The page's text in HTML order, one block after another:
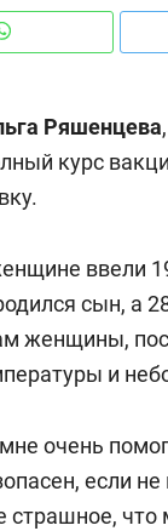
Ряшенцева
курс
ввели
сын, а
женщины,
и
очень
если
страшное,
когда
свою
стрессом»